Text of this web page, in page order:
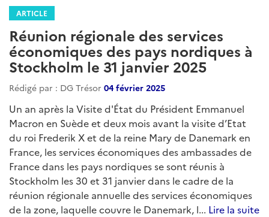
ARTICLE
Réunion régionale des services
économiques des pays nordiques à
Stockholm le 31 janvier 2025
Rédigé par : DG Trésor 04 février 2025
Un an après la Visite d'État du Président Emmanuel
Macron en Suède et deux mois avant la visite d’Etat
du roi Frederik X et de la reine Mary de Danemark en
France, les services économiques des ambassades de
France dans les pays nordiques se sont réunis à
Stockholm les 30 et 31 janvier dans le cadre de la
réunion régionale annuelle des services économiques
de la zone, laquelle couvre le Danemark, l... Lire la suite